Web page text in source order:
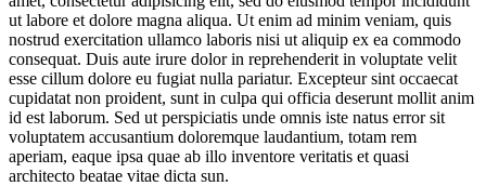
ut labore et dolore magna aliqua. Ut enim ad minim veniam, quis
nostrud exercitation ullamco laboris nisi ut aliquip ex ea commodo
consequat. Duis aute irure dolor in reprehenderit in voluptate velit
esse cillum dolore eu fugiat nulla pariatur. Excepteur sint occaecat
cupidatat non proident, sunt in culpa qui officia deserunt mollit anim
id est laborum. Sed ut perspiciatis unde omnis iste natus error sit
voluptatem accusantium doloremque laudantium, totam rem
aperiam, eaque ipsa quae ab illo inventore veritatis et quasi
architecto beatae vitae dicta sun.